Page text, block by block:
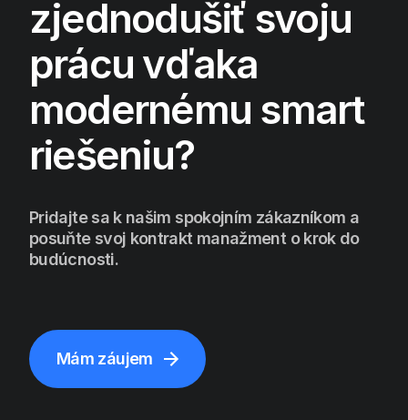
zjednodušiť svoju
prácu vďaka
modernému smart
riešeniu?
Pridajte sa k našim spokojním zákazníkom a
posuňte svoj kontrakt manažment o krok do
budúcnosti.
Mám záujem